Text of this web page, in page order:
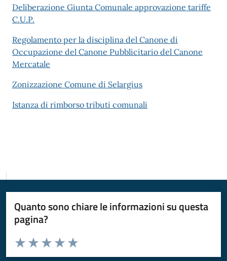
Deliberazione Giunta Comunale approvazione tariffe
C.U.P.
Regolamento per la disciplina del Canone di
Occupazione del Canone Pubblicitario del Canone
Mercatale
Zonizzazione Comune di Selargius
Istanza di rimborso tributi comunali
Quanto sono chiare le informazioni su questa
pagina?
Valuta da 1 a 5 stelle la pagina
Valuta 5 stelle su 5
Valuta 4 stelle su 5
Valuta 3 stelle su 5
Valuta 2 stelle su 5
Valuta 1 stelle su 5